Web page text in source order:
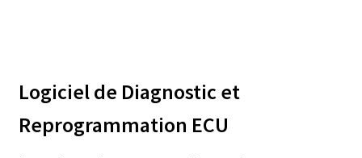
Logiciel de Diagnostic et
Reprogrammation ECU